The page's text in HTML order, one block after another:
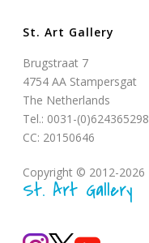
St. Art Gallery
Brugstraat 7
4754 AA Stampersgat
The Netherlands
Tel.: 0031-(0)624365298
CC: 20150646
Copyright © 2012-2026
St. Art Gallery